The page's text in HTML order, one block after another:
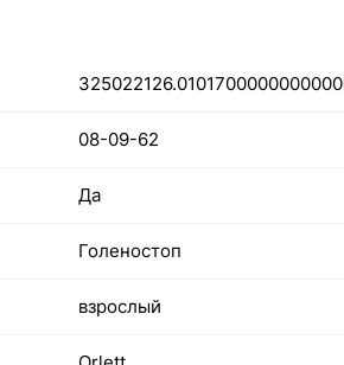
08-09-62
Да
Голеностоп
взрослый